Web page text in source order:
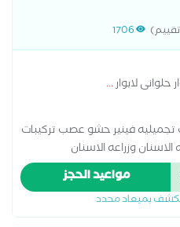
1706
حلوانى لابوار...
فينير حشو عصب تركيبات
وزراعه الاسنان
مواعيد الحجز
بميعاد محدد